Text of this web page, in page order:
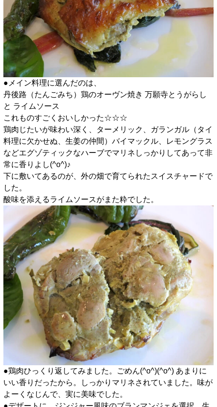
●メイン料理に選んだのは、
丹後路（たんごみち）鶏のオーヴン焼き 万願寺とうがらし
と ライムソース
これものすごくおいしかった☆☆☆
鶏肉じたいが味わい深く、ターメリック、ガランガル（タイ
料理に欠かせぬ、生姜の仲間）バイマックル、レモングラス
などエグゾティックなハーブでマリネしっかりしてあって非
常に香りよし(^o^)♪
下に敷いてあるのが、外の畑で育てられたスイスチャードで
した。
酸味を添えるライムソースがまた粋でした。
●鶏肉ひっくり返してみました。ごめん(^o^)(^o^) あまりに
いい香りだったから。しっかりマリネされていました。味が
よーくなじんで、実に美味でした。